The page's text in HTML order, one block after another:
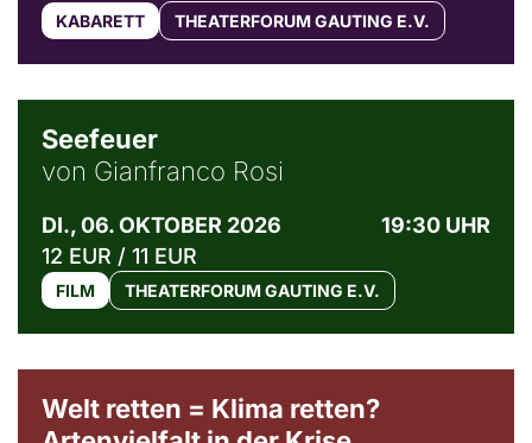
KABARETT THEATERFORUM GAUTING E.V.
Seefeuer
von Gianfranco Rosi
DI., 06. OKTOBER 2026
19:30 UHR
12 EUR / 11 EUR
FILM THEATERFORUM GAUTING E.V.
Welt retten = Klima retten?